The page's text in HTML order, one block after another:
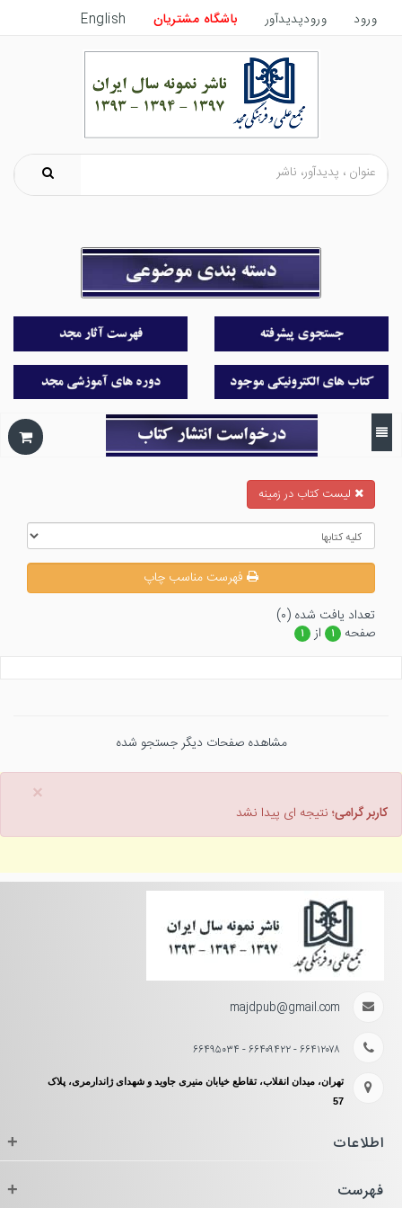
ورود ورودپدیدآور باشگاه مشتریان English
ليست كتاب در زمينه
فهرست مناسب چاپ
تعداد يافت شده (۰)
صفحه
۱ از ۱
مشاهده صفحات دیگر جستجو شده
×
کاربر گرامی؛ نتیجه ای پیدا نشد
majdpub@gmail.com
۶۶۴۱۲۰۷۸ - ۶۶۴۰۹۴۲۲ - ۶۶۴۹۵۰۳۴
تهران، میدان انقلاب، تقاطع خیابان منیری جاوید و شهدای ژاندارمری، پلاک
57
اطلاعات +
فهرست +